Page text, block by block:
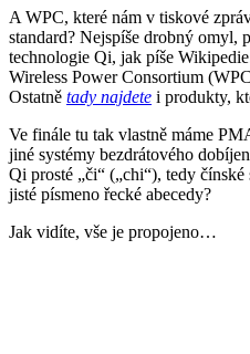
A WPC, které nám v tiskové
standard? Nejspíše drobný omyl,
technologie Qi, jak píše
Wireless Power Consortium
Ostatně tady najdete i produkty,
Ve finále tu tak vlastně máme
jiné systémy bezdrátového
Qi prosté „či“ („chi“), tedy
jisté písmeno řecké abecedy?
Jak vidíte, vše je propojeno…